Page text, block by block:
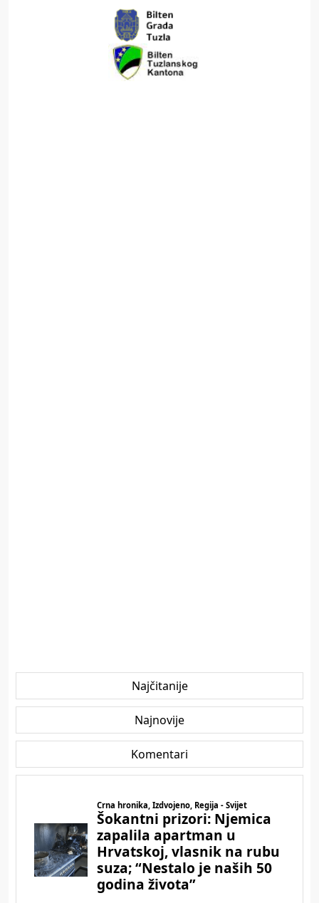
Najčitanije
Najnovije
Komentari